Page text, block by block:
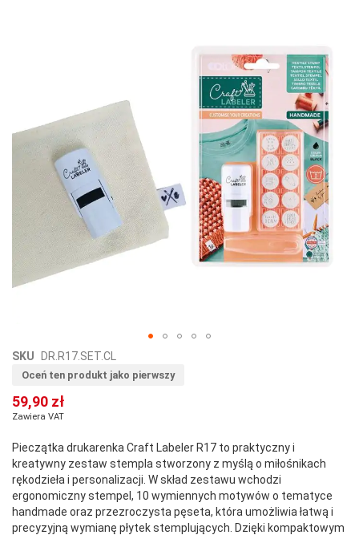
Przejdź
na
galerii
SKU DR.R17.SET.CL
Oceń ten produkt jako pierwszy
59,90 zł
Zawiera VAT
Pieczątka drukarenka Craft Labeler R17 to praktyczny i
kreatywny zestaw stempla stworzony z myślą o miłośnikach
rękodzieła i personalizacji. W skład zestawu wchodzi
ergonomiczny stempel, 10 wymiennych motywów o tematyce
handmade oraz przezroczysta pęseta, która umożliwia łatwą i
precyzyjną wymianę płytek stemplujących. Dzięki kompaktowym